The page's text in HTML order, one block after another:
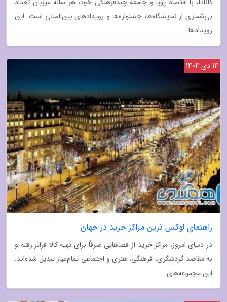
بی‌شماری از نمایشگاه‌ها، جشنواره‌ها و رویدادهای بین‌المللی است. این
رویدادها...
راهنمای لوکس ترین مراکز خرید در جهان
در دنیای امروز، مراکز خرید از فضاهایی صرفاً برای تهیه کالا فراتر رفته و
به مقاصد گردشگری، فرهنگی، هنری و اجتماعی تمام‌عیار تبدیل شده‌اند.
این مجموعه‌های...
14 دی 1404